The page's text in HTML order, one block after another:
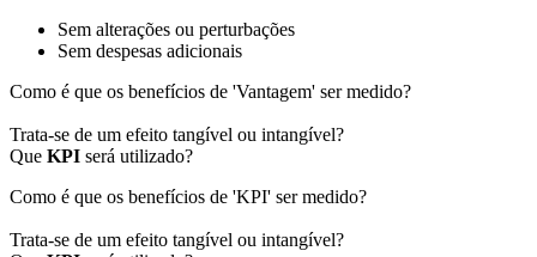
Sem alterações ou perturbações
Sem despesas adicionais
Como é que os benefícios de 'Vantagem' ser medido?
Trata-se de um efeito tangível ou intangível?
Que KPI será utilizado?
Como é que os benefícios de 'KPI' ser medido?
Trata-se de um efeito tangível ou intangível?